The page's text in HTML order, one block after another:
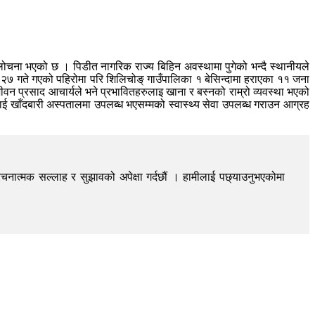
भएको छ । पिडीत नागरिक राज्य बिहिन अवस्थामा पुगेको भन्दै स्थानीयले
गएको पहिरोमा परि शिलिचोङ् गाउँपालिका १ बेसिन्दामा हराएका ११ जना
प्रसाद आचार्यले भने प्रभावितहरुलाइ खाना र बस्नको राम्रो व्यवस्था भएको
अस्पतालमा उपलब्ध भएसम्मको स्वास्थ्य सेवा उपलब्ध गराउन आग्रह
सल्लाह र सुझावको अपेक्षा गर्दछौं । हामीलाई पछ्याउनुभएकोमा